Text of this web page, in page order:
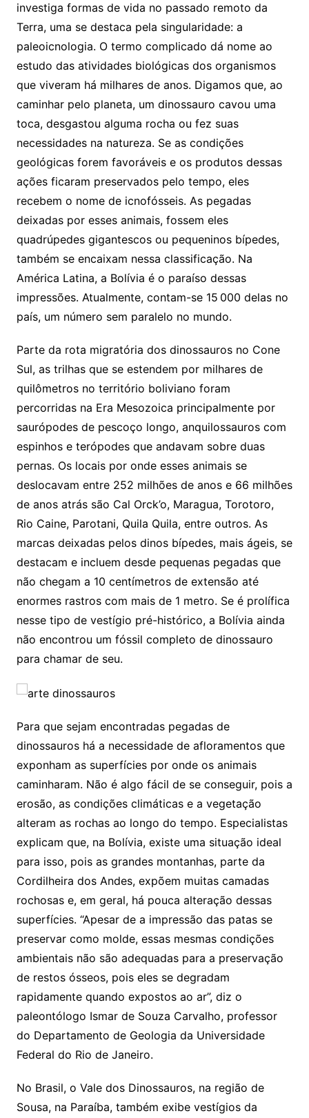
investiga formas de vida no passado remoto da
Terra, uma se destaca pela singularidade: a
paleoicnologia. O termo complicado dá nome ao
estudo das atividades biológicas dos organismos
que viveram há milhares de anos. Digamos que, ao
caminhar pelo planeta, um dinossauro cavou uma
toca, desgastou alguma rocha ou fez suas
necessidades na natureza. Se as condições
geológicas forem favoráveis e os produtos dessas
ações ficaram preservados pelo tempo, eles
recebem o nome de icnofósseis. As pegadas
deixadas por esses animais, fossem eles
quadrúpedes gigantescos ou pequeninos bípedes,
também se encaixam nessa classificação. Na
América Latina, a Bolívia é o paraíso dessas
impressões. Atualmente, contam-se 15 000 delas no
país, um número sem paralelo no mundo.
Parte da rota migratória dos dinossauros no Cone
Sul, as trilhas que se estendem por milhares de
quilômetros no território boliviano foram
percorridas na Era Mesozoica principalmente por
saurópodes de pescoço longo, anquilossauros com
espinhos e terópodes que andavam sobre duas
pernas. Os locais por onde esses animais se
deslocavam entre 252 milhões de anos e 66 milhões
de anos atrás são Cal Orck’o, Maragua, Torotoro,
Rio Caine, Parotani, Quila Quila, entre outros. As
marcas deixadas pelos dinos bípedes, mais ágeis, se
destacam e incluem desde pequenas pegadas que
não chegam a 10 centímetros de extensão até
enormes rastros com mais de 1 metro. Se é prolífica
nesse tipo de vestígio pré-histórico, a Bolívia ainda
não encontrou um fóssil completo de dinossauro
para chamar de seu.
Para que sejam encontradas pegadas de
dinossauros há a necessidade de afloramentos que
exponham as superfícies por onde os animais
caminharam. Não é algo fácil de se conseguir, pois a
erosão, as condições climáticas e a vegetação
alteram as rochas ao longo do tempo. Especialistas
explicam que, na Bolívia, existe uma situação ideal
para isso, pois as grandes montanhas, parte da
Cordilheira dos Andes, expõem muitas camadas
rochosas e, em geral, há pouca alteração dessas
superfícies. “Apesar de a impressão das patas se
preservar como molde, essas mesmas condições
ambientais não são adequadas para a preservação
de restos ósseos, pois eles se degradam
rapidamente quando expostos ao ar”, diz o
paleontólogo Ismar de Souza Carvalho, professor
do Departamento de Geologia da Universidade
Federal do Rio de Janeiro.
No Brasil, o Vale dos Dinossauros, na região de
Sousa, na Paraíba, também exibe vestígios da